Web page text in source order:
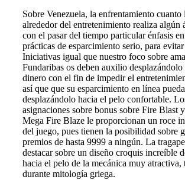
Sobre Venezuela, la enfrentamiento
alrededor del entretenimiento realiza algún
con el pasar del tiempo particular énfasis
prácticas de esparcimiento serio, para
Iniciativas igual que nuestro foco sobre
Fundaribas os deben auxilio
dinero con el fin de impedir el
así que que su esparcimiento en línea
desplazándolo hacia el pelo confortable.
asignaciones sobre bonus sobre Fire Blast
Mega Fire Blaze le proporcionan un roce
del juego, pues tienen la posibilidad sobre
premios de hasta 9999 a ningún. La
destacar sobre un diseño croquis increíble
hacia el pelo de la mecánica muy atractiva,
durante mitología griega.